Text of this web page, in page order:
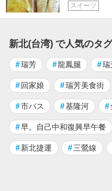
スイーツ
新北(台湾) で人気のタグ
#瑞芳 #龍鳳腿 #瑞
# 回家娘 #瑞芳美食街
#市バス #基隆河 #
#早。自己中和復興早午餐
# 新北捷運 #三鶯線